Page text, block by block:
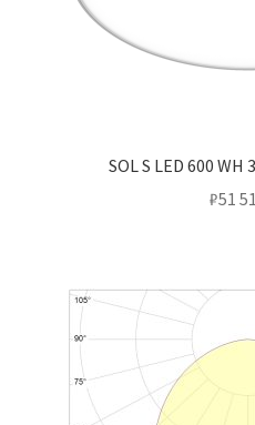
SOL S LED 600
₽51